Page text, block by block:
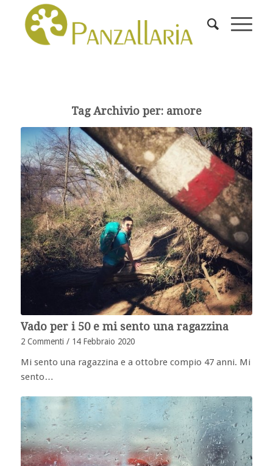
Tag Archivio per: amore
Vado per i 50 e mi sento una ragazzina
2 Commenti / 14 Febbraio 2020
Mi sento una ragazzina e a ottobre compio 47 anni. Mi
sento…